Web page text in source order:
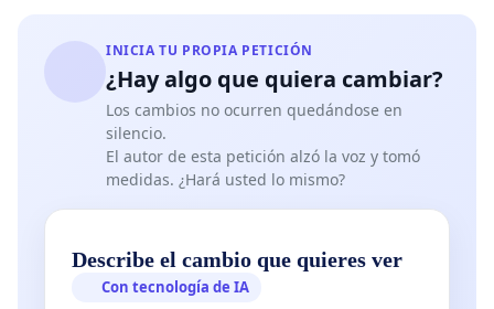
INICIA TU PROPIA PETICIÓN
¿Hay algo que quiera cambiar?
Los cambios no ocurren quedándose en
silencio.
El autor de esta petición alzó la voz y tomó
medidas. ¿Hará usted lo mismo?
Describe el cambio que quieres ver
Con tecnología de IA